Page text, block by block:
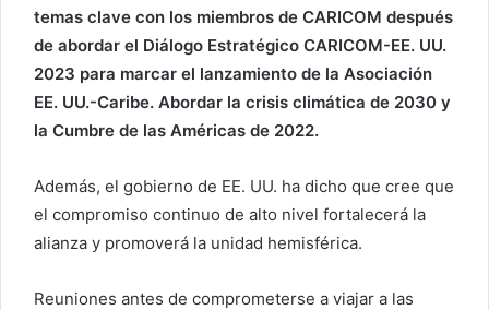
c
t
r
ó
n
c
temas clave con los miembros de CARICOM después
de abordar el Diálogo Estratégico CARICOM-EE. UU.
2023 para marcar el lanzamiento de la Asociación
EE. UU.-Caribe. Abordar la crisis climática de 2030 y
la Cumbre de las Américas de 2022.
Además, el gobierno de EE. UU. ha dicho que cree que
el compromiso continuo de alto nivel fortalecerá la
alianza y promoverá la unidad hemisférica.
Reuniones antes de comprometerse a viajar a las